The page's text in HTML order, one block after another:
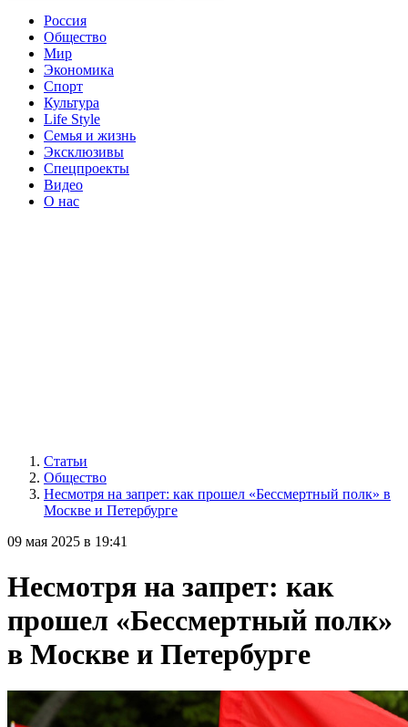
Россия
Общество
Мир
Экономика
Спорт
Культура
Life Style
Семья и жизнь
Эксклюзивы
Спецпроекты
Видео
О нас
Статьи
Общество
Несмотря на запрет: как прошел «Бессмертный полк» в
Москве и Петербурге
09 мая 2025 в 19:41
Несмотря на запрет: как
прошел «Бессмертный полк»
в Москве и Петербурге